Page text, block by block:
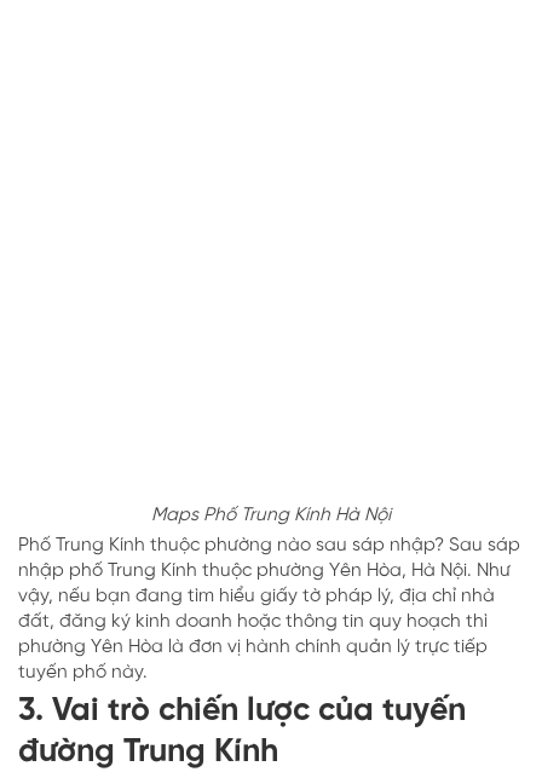
Maps Phố Trung Kính Hà Nội
Phố Trung Kính thuộc phường nào sau sáp nhập? Sau sáp
nhập phố Trung Kính thuộc phường Yên Hòa, Hà Nội. Như
vậy, nếu bạn đang tìm hiểu giấy tờ pháp lý, địa chỉ nhà
đất, đăng ký kinh doanh hoặc thông tin quy hoạch thì
phường Yên Hòa là đơn vị hành chính quản lý trực tiếp
tuyến phố này.
3. Vai trò chiến lược của tuyến
đường Trung Kính